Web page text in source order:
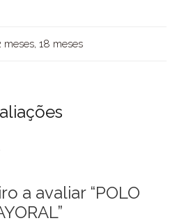
meses, 18 meses
a avaliar “POLO